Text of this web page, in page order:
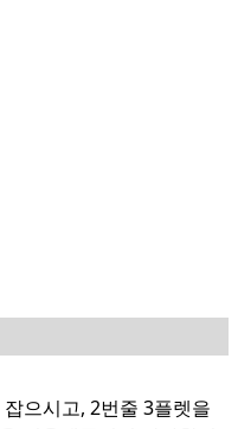
으시고, 2번줄 3플렛을